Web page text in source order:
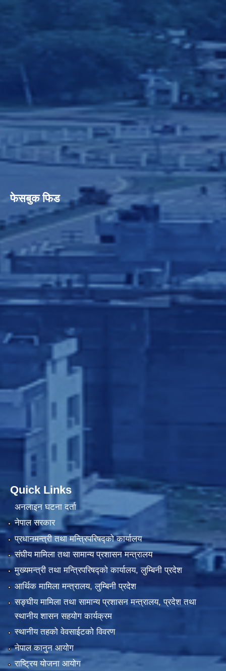
फेसबुक फिड
Quick Links
अनलाइन घटना दर्ता
नेपाल सरकार
प्रधानमन्त्री तथा मन्त्रिपरिषद्को कार्यालय
संघीय मामिला तथा सामान्य प्रशासन मन्त्रालय
मुख्यमन्त्री तथा मन्त्रिपरिषद्को कार्यालय, लुम्बिनी प्रदेश
आर्थिक मामिला मन्त्रालय, लुम्बिनी प्रदेश
सङ्घीय मामिला तथा सामान्य प्रशासन मन्त्रालय, प्रदेश तथा
स्थानीय शासन सहयोग कार्यक्रम
स्थानीय तहको वेवसाईटको विवरण
नेपाल कानुन आयोग
राष्ट्रिय योजना आयोग